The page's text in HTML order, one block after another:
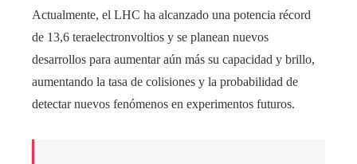
Actualmente, el LHC ha alcanzado una potencia récord
de 13,6 teraelectronvoltios y se planean nuevos
desarrollos para aumentar aún más su capacidad y brillo,
aumentando la tasa de colisiones y la probabilidad de
detectar nuevos fenómenos en experimentos futuros.